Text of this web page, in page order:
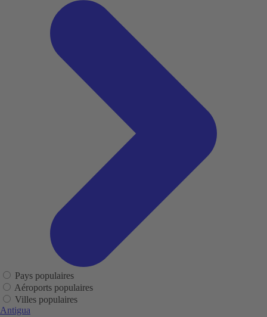
Pays populaires
Aéroports populaires
Villes populaires
Antigua